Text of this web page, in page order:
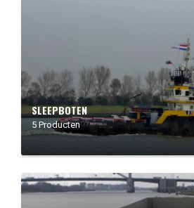
SLEEPBOTEN
5 Producten